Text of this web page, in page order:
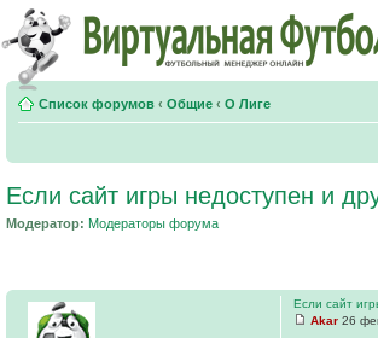
Список форумов ‹ Общие ‹ О Лиге
Если сайт игры недоступен и
Модератор: Модераторы форума
Если сайт
Akar 26